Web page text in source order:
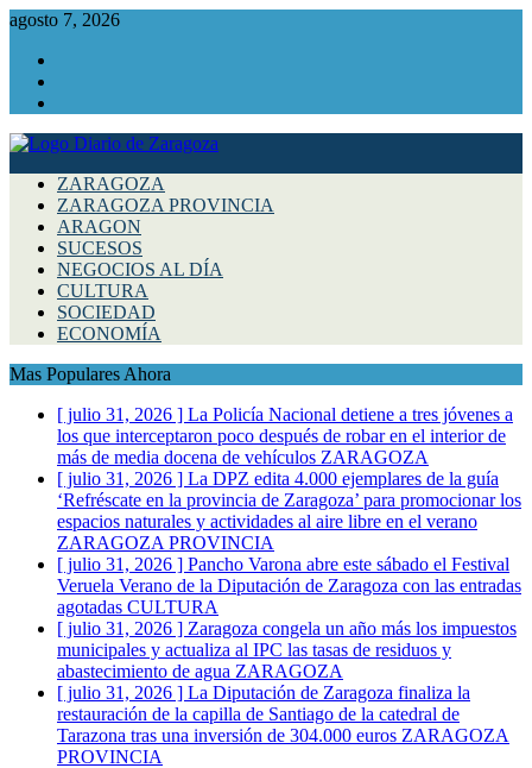
agosto 7, 2026
ZARAGOZA
ZARAGOZA PROVINCIA
ARAGON
SUCESOS
NEGOCIOS AL DÍA
CULTURA
SOCIEDAD
ECONOMÍA
Mas Populares Ahora
[ julio 31, 2026 ] La Policía Nacional detiene a tres jóvenes a
los que interceptaron poco después de robar en el interior de
más de media docena de vehículos ZARAGOZA
[ julio 31, 2026 ] La DPZ edita 4.000 ejemplares de la guía
‘Refréscate en la provincia de Zaragoza’ para promocionar los
espacios naturales y actividades al aire libre en el verano
ZARAGOZA PROVINCIA
[ julio 31, 2026 ] Pancho Varona abre este sábado el Festival
Veruela Verano de la Diputación de Zaragoza con las entradas
agotadas CULTURA
[ julio 31, 2026 ] Zaragoza congela un año más los impuestos
municipales y actualiza al IPC las tasas de residuos y
abastecimiento de agua ZARAGOZA
[ julio 31, 2026 ] La Diputación de Zaragoza finaliza la
restauración de la capilla de Santiago de la catedral de
Tarazona tras una inversión de 304.000 euros ZARAGOZA
PROVINCIA